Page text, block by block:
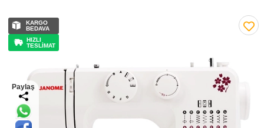
KARGO
BEDAVA
HIZLI
TESLİMAT
Paylaş